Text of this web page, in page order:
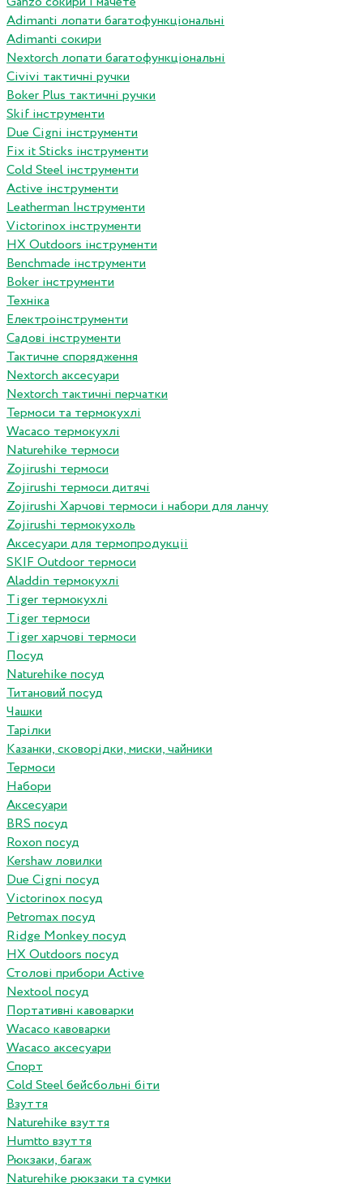
Adimanti лопати багатофункціональні
Adimanti сокири
Nextorch лопати багатофункціональні
Сivivi тактичні ручки
Boker Plus тактичні ручки
Skif інструменти
Due Cigni інструменти
Fix it Sticks інструменти
Сold Steel інструменти
Active інструменти
Leatherman Інструменти
Victorinox інструменти
HX Outdoors інструменти
Benchmade інструменти
Boker інструменти
Техніка
Електроінструменти
Садові інструменти
Тактичне спорядження
Nextorch аксесуари
Nextorch тактичні перчатки
Термоси та термокухлі
Wacaco термокухлі
Naturehike термоси
Zojirushi термоси
Zojirushi термоси дитячі
Zojirushi Харчові термоси і набори для ланчу
Zojirushi термокухоль
Аксесуари для термопродукціі
SKIF Outdoor термоси
Aladdin термокухлі
Tiger термокухлі
Tiger термоси
Tiger харчові термоси
Посуд
Naturehike посуд
Титановий посуд
Чашки
Тарілки
Казанки, сковорідки, миски, чайники
Термоси
Набори
Аксесуари
BRS посуд
Roxon посуд
Kershaw ловилки
Due Cigni посуд
Victorinox посуд
Petromax посуд
Ridge Monkey посуд
HX Outdoors посуд
Столові прибори Active
Nextool посуд
Портативні кавоварки
Wacaco кавоварки
Wacaco аксесуари
Спорт
Cold Steel бейсбольні біти
Взуття
Naturehike взуття
Humtto взуття
Рюкзаки, багаж
Naturehike рюкзаки та сумки